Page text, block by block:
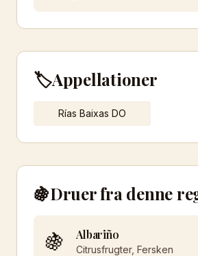
🏷️Appellationer
Rías Baixas DO
🍇Druer fra denne
🍇 Albariño
Citrusfrugter, Fersken